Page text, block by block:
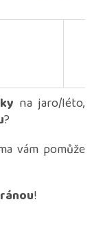
na jaro/léto,
?
vám pomůže
!